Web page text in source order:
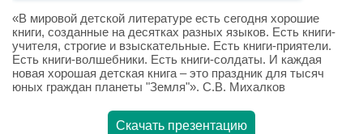
«В мировой детской литературе есть сегодня хорошие
книги, созданные на десятках разных языков. Есть книги-
учителя, строгие и взыскательные. Есть книги-приятели.
Есть книги-волшебники. Есть книги-солдаты. И каждая
новая хорошая детская книга – это праздник для тысяч
юных граждан планеты "Земля"». С.В. Михалков
Скачать презентацию